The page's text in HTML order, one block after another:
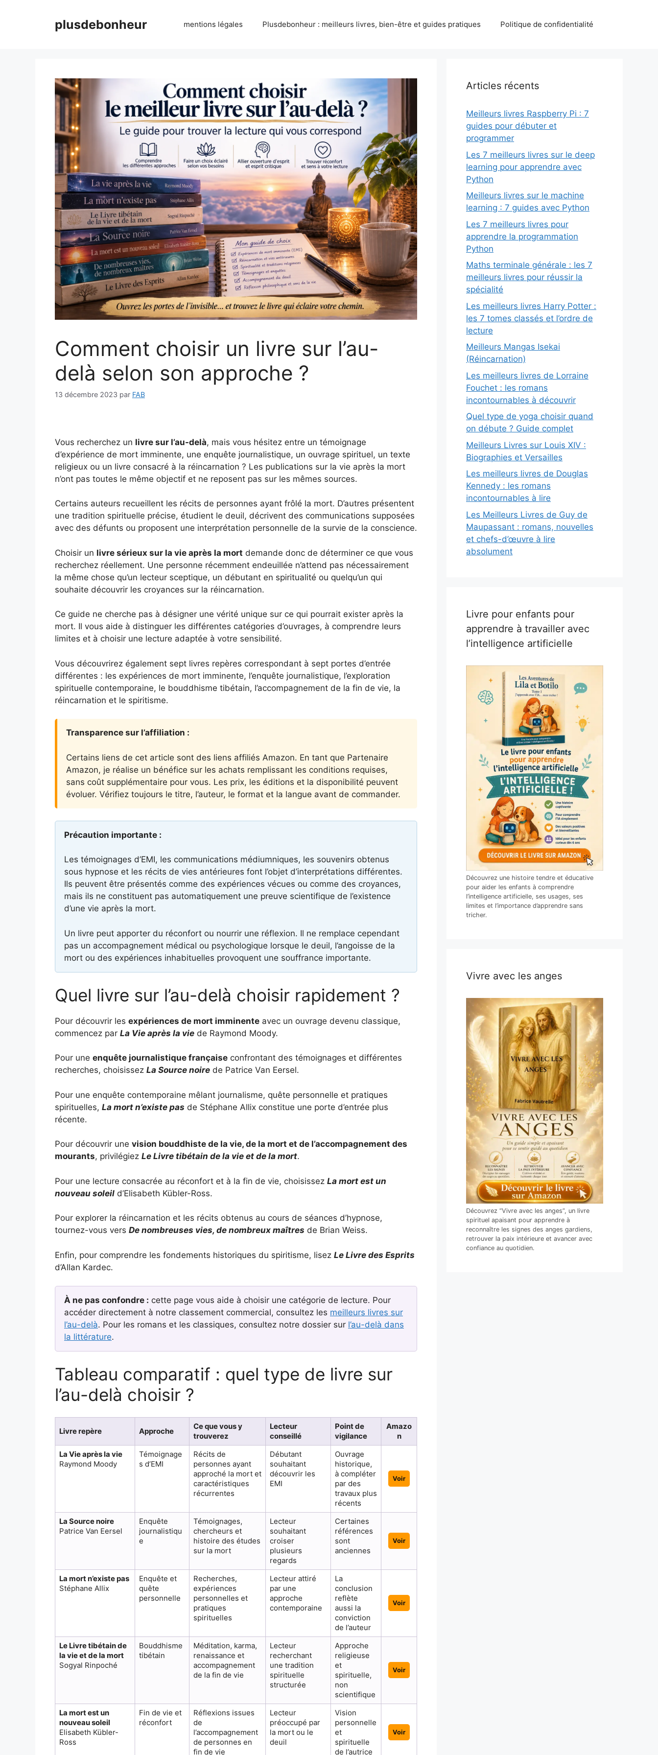
plusdebonheur mentions légales Plusdebonheur : meilleurs livres, bien-être et guides pratiques Politique de confidentialité
Comment choisir un livre sur l’au-
delà selon son approche ?
13 décembre 2023 par FAB
Vous recherchez un livre sur l’au-delà, mais vous hésitez entre un témoignage
d’expérience de mort imminente, une enquête journalistique, un ouvrage spirituel, un texte
religieux ou un livre consacré à la réincarnation ? Les publications sur la vie après la mort
n’ont pas toutes le même objectif et ne reposent pas sur les mêmes sources.
Certains auteurs recueillent les récits de personnes ayant frôlé la mort. D’autres présentent
une tradition spirituelle précise, étudient le deuil, décrivent des communications supposées
avec des défunts ou proposent une interprétation personnelle de la survie de la conscience.
Choisir un livre sérieux sur la vie après la mort demande donc de déterminer ce que vous
recherchez réellement. Une personne récemment endeuillée n’attend pas nécessairement
la même chose qu’un lecteur sceptique, un débutant en spiritualité ou quelqu’un qui
souhaite découvrir les croyances sur la réincarnation.
Ce guide ne cherche pas à désigner une vérité unique sur ce qui pourrait exister après la
mort. Il vous aide à distinguer les différentes catégories d’ouvrages, à comprendre leurs
limites et à choisir une lecture adaptée à votre sensibilité.
Vous découvrirez également sept livres repères correspondant à sept portes d’entrée
différentes : les expériences de mort imminente, l’enquête journalistique, l’exploration
spirituelle contemporaine, le bouddhisme tibétain, l’accompagnement de la fin de vie, la
réincarnation et le spiritisme.
Transparence sur l’affiliation :
Certains liens de cet article sont des liens affiliés Amazon. En tant que Partenaire
Amazon, je réalise un bénéfice sur les achats remplissant les conditions requises,
sans coût supplémentaire pour vous. Les prix, les éditions et la disponibilité peuvent
évoluer. Vérifiez toujours le titre, l’auteur, le format et la langue avant de commander.
Précaution importante :
Les témoignages d’EMI, les communications médiumniques, les souvenirs obtenus
sous hypnose et les récits de vies antérieures font l’objet d’interprétations différentes.
Ils peuvent être présentés comme des expériences vécues ou comme des croyances,
mais ils ne constituent pas automatiquement une preuve scientifique de l’existence
d’une vie après la mort.
Un livre peut apporter du réconfort ou nourrir une réflexion. Il ne remplace cependant
pas un accompagnement médical ou psychologique lorsque le deuil, l’angoisse de la
mort ou des expériences inhabituelles provoquent une souffrance importante.
Quel livre sur l’au-delà choisir rapidement ?
Pour découvrir les expériences de mort imminente avec un ouvrage devenu classique,
commencez par La Vie après la vie de Raymond Moody.
Pour une enquête journalistique française confrontant des témoignages et différentes
recherches, choisissez La Source noire de Patrice Van Eersel.
Pour une enquête contemporaine mêlant journalisme, quête personnelle et pratiques
spirituelles, La mort n’existe pas de Stéphane Allix constitue une porte d’entrée plus
récente.
Pour découvrir une vision bouddhiste de la vie, de la mort et de l’accompagnement des
mourants, privilégiez Le Livre tibétain de la vie et de la mort.
Pour une lecture consacrée au réconfort et à la fin de vie, choisissez La mort est un
nouveau soleil d’Elisabeth Kübler-Ross.
Pour explorer la réincarnation et les récits obtenus au cours de séances d’hypnose,
tournez-vous vers De nombreuses vies, de nombreux maîtres de Brian Weiss.
Enfin, pour comprendre les fondements historiques du spiritisme, lisez Le Livre des Esprits
d’Allan Kardec.
À ne pas confondre : cette page vous aide à choisir une catégorie de lecture. Pour
accéder directement à notre classement commercial, consultez les meilleurs livres sur
l’au-delà. Pour les romans et les classiques, consultez notre dossier sur l’au-delà dans
la littérature.
Tableau comparatif : quel type de livre sur
l’au-delà choisir ?
Livre repère Approche
Ce que vous y
trouverez
Lecteur
conseillé
Point de
vigilance
Amazo
n
La Vie après la vie
Raymond Moody
Témoignage
s d’EMI
Récits de
personnes ayant
approché la mort et
caractéristiques
récurrentes
Débutant
souhaitant
découvrir les
EMI
Ouvrage
historique,
à compléter
par des
travaux plus
récents
Voir
La Source noire
Patrice Van Eersel
Enquête
journalistiqu
e
Témoignages,
chercheurs et
histoire des études
sur la mort
Lecteur
souhaitant
croiser
plusieurs
regards
Certaines
références
sont
anciennes
Voir
La mort n’existe pas
Stéphane Allix
Enquête et
quête
personnelle
Recherches,
expériences
personnelles et
pratiques
spirituelles
Lecteur attiré
par une
approche
contemporaine
La
conclusion
reflète
aussi la
conviction
de l’auteur
Voir
Le Livre tibétain de
la vie et de la mort
Sogyal Rinpoché
Bouddhisme
tibétain
Méditation, karma,
renaissance et
accompagnement
de la fin de vie
Lecteur
recherchant
une tradition
spirituelle
structurée
Approche
religieuse
et
spirituelle,
non
scientifique
Voir
La mort est un
nouveau soleil
Elisabeth Kübler-
Ross
Fin de vie et
réconfort
Réflexions issues
de
l’accompagnement
de personnes en
fin de vie
Lecteur
préoccupé par
la mort ou le
deuil
Vision
personnelle
et
spirituelle
de l’autrice
Voir
Articles récents
Meilleurs livres Raspberry Pi : 7
guides pour débuter et
programmer
Les 7 meilleurs livres sur le deep
learning pour apprendre avec
Python
Meilleurs livres sur le machine
learning : 7 guides avec Python
Les 7 meilleurs livres pour
apprendre la programmation
Python
Maths terminale générale : les 7
meilleurs livres pour réussir la
spécialité
Les meilleurs livres Harry Potter :
les 7 tomes classés et l’ordre de
lecture
Meilleurs Mangas Isekai
(Réincarnation)
Les meilleurs livres de Lorraine
Fouchet : les romans
incontournables à découvrir
Quel type de yoga choisir quand
on débute ? Guide complet
Meilleurs Livres sur Louis XIV :
Biographies et Versailles
Les meilleurs livres de Douglas
Kennedy : les romans
incontournables à lire
Les Meilleurs Livres de Guy de
Maupassant : romans, nouvelles
et chefs-d’œuvre à lire
absolument
Livre pour enfants pour
apprendre à travailler avec
l’intelligence artificielle
Découvrez une histoire tendre et éducative
pour aider les enfants à comprendre
l’intelligence artificielle, ses usages, ses
limites et l’importance d’apprendre sans
tricher.
Vivre avec les anges
Découvrez “Vivre avec les anges”, un livre
spirituel apaisant pour apprendre à
reconnaître les signes des anges gardiens,
retrouver la paix intérieure et avancer avec
confiance au quotidien.